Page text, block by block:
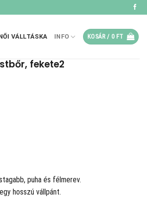
VÁLLTÁSKA INFO KOSÁR / 0 FT
fekete2
puha és félmerev.
hosszú vállpánt.